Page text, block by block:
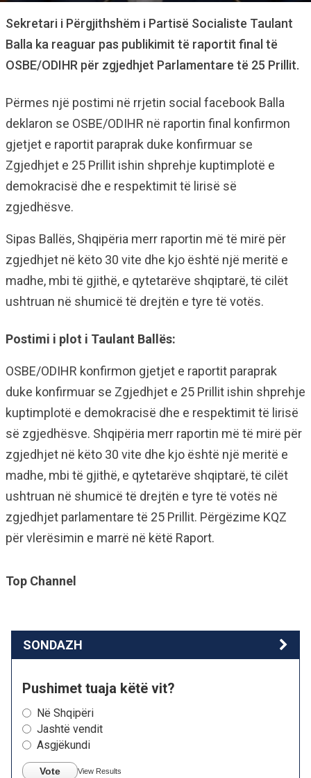
Sekretari i Përgjithshëm i Partisë Socialiste Taulant
Balla ka reaguar pas publikimit të raportit final të
OSBE/ODIHR për zgjedhjet Parlamentare të 25 Prillit.
Përmes një postimi në rrjetin social facebook Balla
deklaron se OSBE/ODIHR në raportin final konfirmon
gjetjet e raportit paraprak duke konfirmuar se
Zgjedhjet e 25 Prillit ishin shprehje kuptimplotë e
demokracisë dhe e respektimit të lirisë së
zgjedhësve.
Sipas Ballës, Shqipëria merr raportin më të mirë për
zgjedhjet në këto 30 vite dhe kjo është një meritë e
madhe, mbi të gjithë, e qytetarëve shqiptarë, të cilët
ushtruan në shumicë të drejtën e tyre të votës.
Postimi i plot i Taulant Ballës:
OSBE/ODIHR konfirmon gjetjet e raportit paraprak
duke konfirmuar se Zgjedhjet e 25 Prillit ishin shprehje
kuptimplotë e demokracisë dhe e respektimit të lirisë
së zgjedhësve. Shqipëria merr raportin më të mirë për
zgjedhjet në këto 30 vite dhe kjo është një meritë e
madhe, mbi të gjithë, e qytetarëve shqiptarë, të cilët
ushtruan në shumicë të drejtën e tyre të votës në
zgjedhjet parlamentare të 25 Prillit. Përgëzime KQZ
për vlerësimin e marrë në këtë Raport.
Top Channel
SONDAZH
Pushimet tuaja këtë vit?
Në Shqipëri
Jashtë vendit
Asgjëkundi
Vote View Results